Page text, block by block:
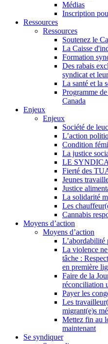
Médias
Inscription
Ressources
Ressources
Soutenez le
La Caisse
Formation
Des rabais
syndicat et
La santé et la
Programme
Canada
Enjeux
Enjeux
Société de
L’action
Condition
La justice
LE
Fierté des
Jeunes
Justice
La solidarité
Les
Cannabis
Moyens d’action
Moyens d’action
L’abordabilité
La violence
tâche :
en première
Faire de la
réconciliation
Payer les
Les
migrant(e)s
Mettez fin au
maintenant
Se syndiquer